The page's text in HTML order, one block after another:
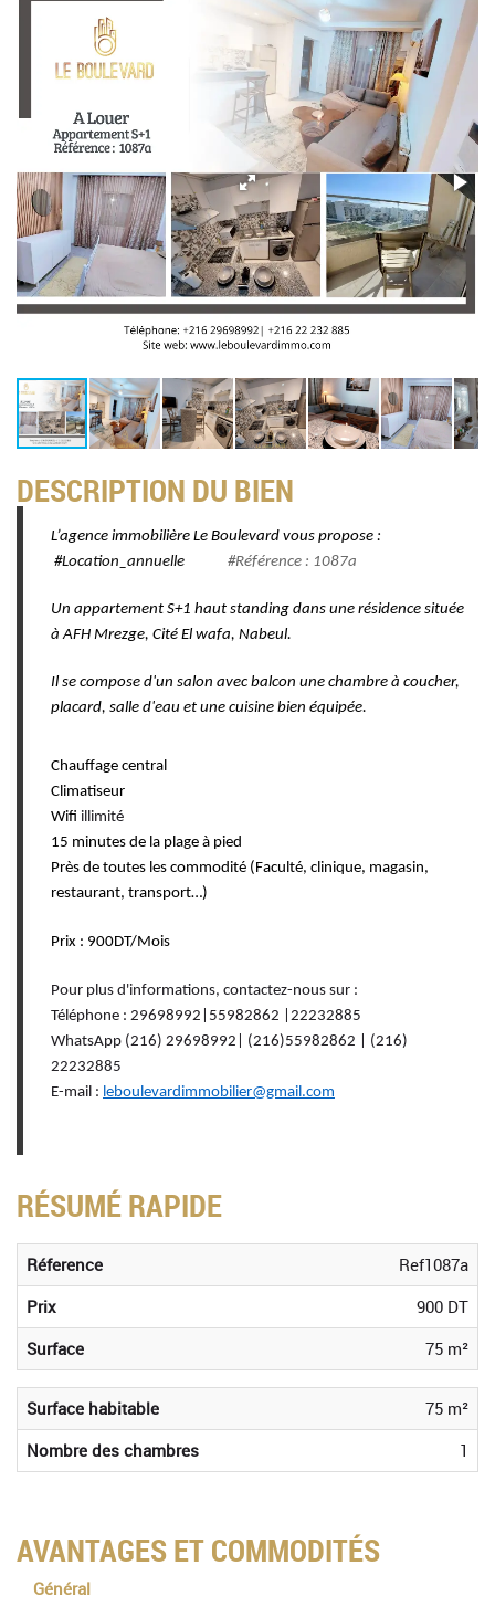
DESCRIPTION DU BIEN
L’agence immobilière Le Boulevard vous propose :
#Location_annuelle
#Référence : 1087a
Un appartement S+1 haut standing dans une résidence située
à AFH Mrezge, Cité El wafa, Nabeul.
Il se compose d'un salon avec balcon une chambre à coucher,
placard, salle d'eau et une cuisine bien équipée.
Chauffage central
Climatiseur
Wifi illimité
15 minutes de la plage à pied
Près de toutes les commodité (Faculté, clinique, magasin,
restaurant, transport…)
Prix : 900DT/Mois
Pour plus d'informations, contactez-nous sur :
Téléphone : 29698992|55982862 |22232885
WhatsApp (216) 29698992| (216)55982862 | (216)
22232885
E-mail : leboulevardimmobilier@gmail.com
RÉSUMÉ RAPIDE
Réference
Ref1087a
Prix
900 DT
Surface
75 m²
Surface habitable
75 m²
Nombre des chambres
1
AVANTAGES ET COMMODITÉS
Général